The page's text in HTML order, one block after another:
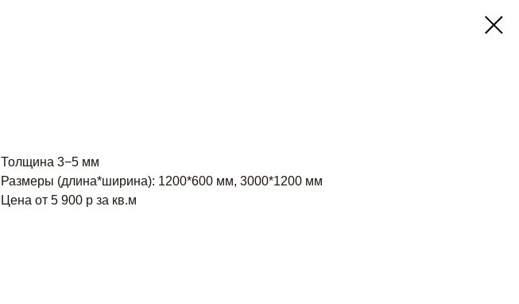
Толщина 3−5 мм
Размеры (длина*ширина): 1200*600 мм, 3000*1200 мм
Цена от 5 900 р за кв.м